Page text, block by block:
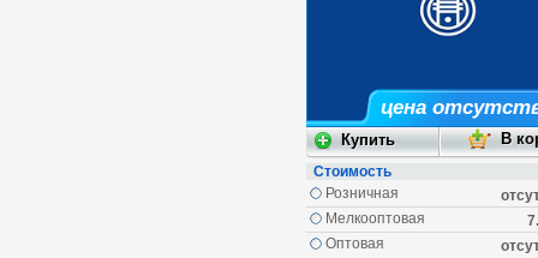
цена
Стоимость
Розничная
Мелкооптовая
Оптовая